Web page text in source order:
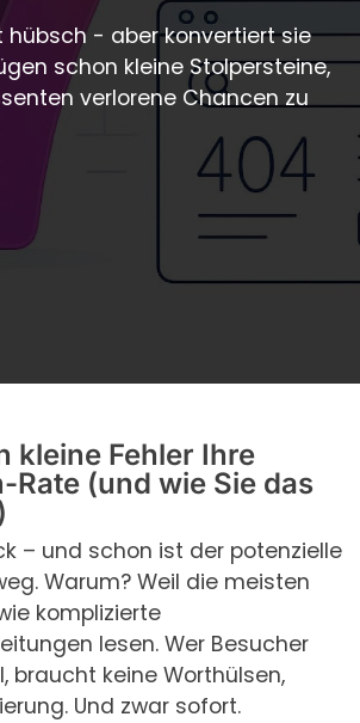
hübsch - aber konvertiert sie
schon kleine Stolpersteine,
verlorene Chancen zu
kleine Fehler Ihre
Rate (und wie Sie das
– und schon ist der potenzielle
Warum? Weil die meisten
komplizierte
lesen. Wer Besucher
braucht keine Worthülsen,
Und zwar sofort.